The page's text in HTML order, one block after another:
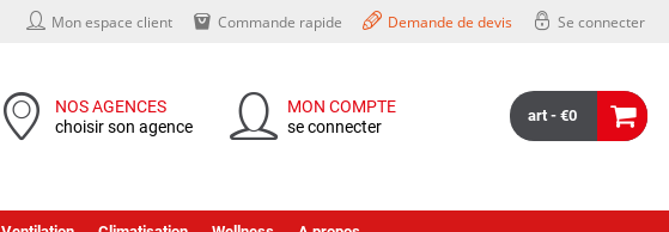
Mon espace client Commande rapide Demande de devis Se connecter
NOS AGENCES
choisir son agence
MON COMPTE
se connecter
art - €0